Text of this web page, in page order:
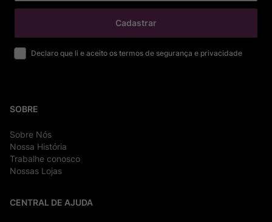
Cadastrar
Declaro que li e aceito os termos de segurança e privacidade
SOBRE
Sobre Nós
Nossa História
Trabalhe conosco
Nossas Lojas
CENTRAL DE AJUDA